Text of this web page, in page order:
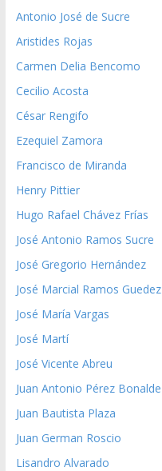
Antonio José de Sucre
Aristides Rojas
Carmen Delia Bencomo
Cecilio Acosta
César Rengifo
Ezequiel Zamora
Francisco de Miranda
Henry Pittier
Hugo Rafael Chávez Frías
José Antonio Ramos Sucre
José Gregorio Hernández
José Marcial Ramos Guedez
José María Vargas
José Martí
José Vicente Abreu
Juan Antonio Pérez Bonalde
Juan Bautista Plaza
Juan German Roscio
Lisandro Alvarado